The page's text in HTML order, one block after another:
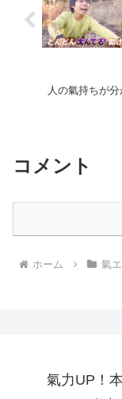
人の氣持ちが
コメント
ホーム 氣
氣力UP！